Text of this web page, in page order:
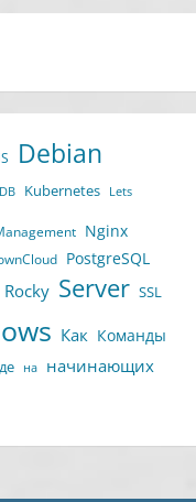
Debian
Kubernetes Lets
Nginx
PostgreSQL
Rocky Server SSL
Как Команды
на начинающих